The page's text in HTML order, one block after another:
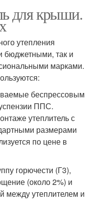
для крыши.
утепления
бюджетными, так и
марками.
беспрессовым
ППС.
утеплитель с
размерами
по цене в
горючести (Г3),
(около 2%) и
между утеплителем и